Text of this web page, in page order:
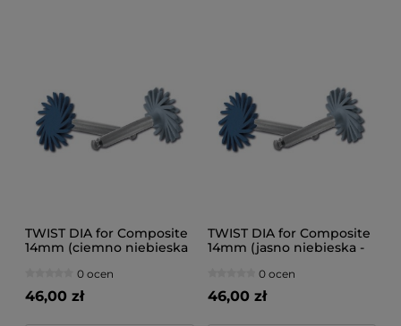
TWIST DIA for Composite
14mm (ciemno niebieska
0 ocen
46,00 zł
TWIST DIA for Composite
14mm (jasno niebieska -
0 ocen
46,00 zł